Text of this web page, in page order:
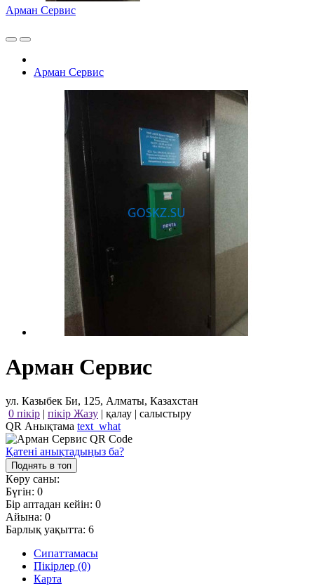
Арман Сервис
Арман Сервис
Арман Сервис
ул. Казыбек Би, 125, Алматы, Казахстан
0 пікір | пікір Жазу | қалау | салыстыру
QR Анықтама text_what
Қатені анықтадыңыз ба?
Поднять в топ
Көру саны:
Бүгін: 0
Бір аптадан кейін: 0
Айына: 0
Барлық уақытта: 6
Сипаттамасы
Пікірлер (0)
Карта